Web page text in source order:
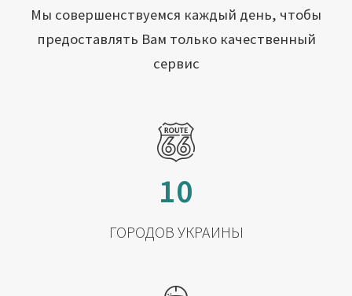
Мы совершенствуемся каждый день, чтобы
предоставлять Вам только качественный
сервис
10
ГОРОДОВ УКРАИНЫ